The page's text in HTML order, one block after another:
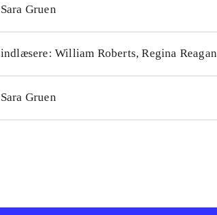
Sara Gruen
indlæsere: William Roberts, Regina Reagan
Sara Gruen